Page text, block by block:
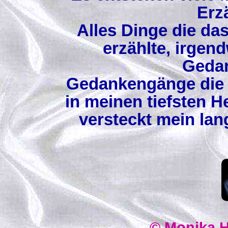
Alles Dinge die
erzählte,
Gedankengänge
in meinen tiefsten
versteckt mein